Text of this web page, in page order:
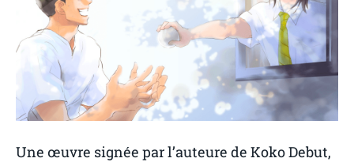
Une œuvre signée par l’auteure de Koko Debut,